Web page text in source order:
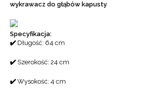
wykrawacz do głąbów kapusty
Specyfikacja:
✔️ Długość: 64 cm
✔️ Szerokość: 24 cm
✔️ Wysokość: 4 cm